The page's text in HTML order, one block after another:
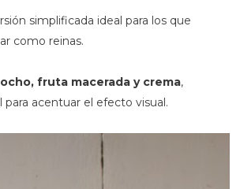
simplificada ideal para los que
como reinas.
fruta macerada y crema,
acentuar el efecto visual.